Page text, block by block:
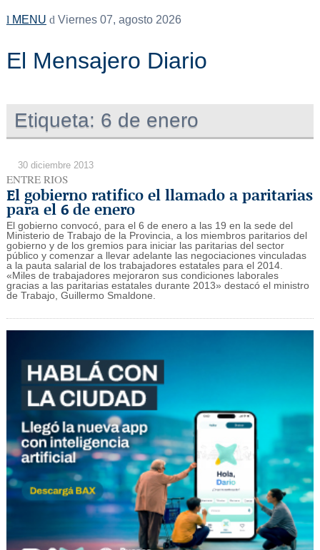
MENU Viernes 07, agosto 2026
El Mensajero Diario
Etiqueta: 6 de enero
30 diciembre 2013
ENTRE RIOS
El gobierno ratifico el llamado a paritarias
para el 6 de enero
El gobierno convocó, para el 6 de enero a las 19 en la sede del
Ministerio de Trabajo de la Provincia, a los miembros paritarios del
gobierno y de los gremios para iniciar las paritarias del sector
público y comenzar a llevar adelante las negociaciones vinculadas
a la pauta salarial de los trabajadores estatales para el 2014.
«Miles de trabajadores mejoraron sus condiciones laborales
gracias a las paritarias estatales durante 2013» destacó el ministro
de Trabajo, Guillermo Smaldone.